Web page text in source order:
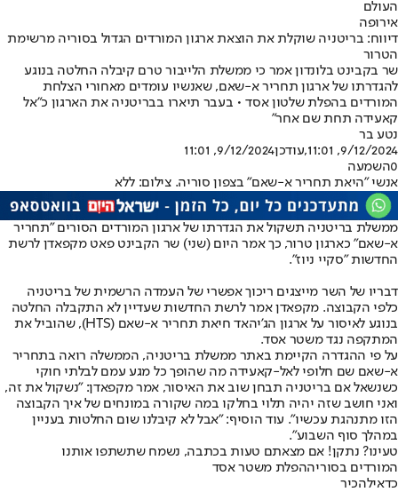
העולם
אירופה
דיווח: בריטניה שוקלת את הוצאת ארגון המורדים הגדול בסוריה מרשימת
הטרור
שר בקבינט בלונדון אמר כי ממשלת הלייבור טרם קיבלה החלטה בנוגע
להגדרתו של ארגון תחריר א-שאם, שאנשיו עומדים מאחורי הצלחת
המורדים בהפלת שלטון אסד • בעבר תיארו בבריטניה את הארגון כ"אל
קאעידה תחת שם אחר"
נטע בר
9/12/2024, 11:01
,עודכן9/12/2024, 11:01
0השמעה
אנשי "היאת תחריר א-שאם" בצפון סוריה. צילום: ללא
ממשלת בריטניה תשקול את הגדרתו של ארגון המורדים הסורים "תחריר
א-שאם" כארגון טרור, כך אמר היום (שני) שר הקבינט פאט מקפאדן לרשת
החדשות "סקיי ניוז".
דבריו של השר מייצגים ריכוך אפשרי של העמדה הרשמית של בריטניה
כלפי הקבוצה. מקפאדן אמר לרשת החדשות שעדיין לא התקבלה החלטה
בנוגע לאיסור על ארגון הג'יהאד חיאת תחריר א-שאם (HTS), שהוביל את
המתקפה נגד משטר אסד.
על פי ההגדרה הקיימת באתר ממשלת בריטניה, הממשלה רואה בתחריר
א-שאם שם חלופי לאל-קאעידה מה שהופך כל מגע עמם לבלתי חוקי
כשנשאל אם בריטניה תבחן שוב את האיסור, אמר מקפאדן: "נשקול את זה,
ואני חושב שזה יהיה תלוי בחלקו במה שקורה במונחים של איך הקבוצה
הזו מתנהגת עכשיו". עוד הוסיף: "אבל לא קיבלנו שום החלטות בעניין
במהלך סוף השבוע".
טעינו? נתקן! אם מצאתם טעות בכתבה, נשמח שתשתפו אותנו
המורדים בסוריההפלת משטר אסד
כדאילהכיר